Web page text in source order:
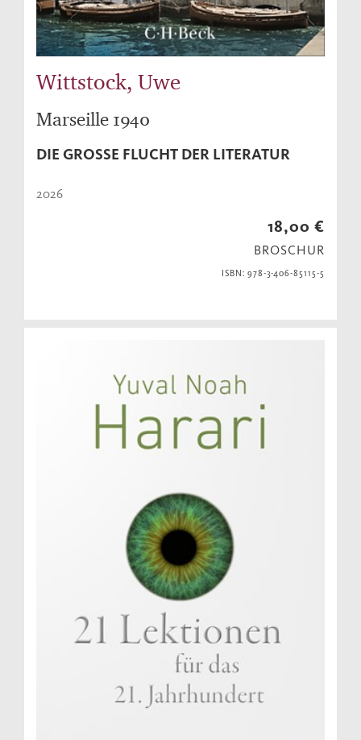
Wittstock, Uwe
Marseille 1940
DIE GROSSE FLUCHT DER LITERATUR
2026
18,00 €
BROSCHUR
ISBN: 978-3-406-85115-5